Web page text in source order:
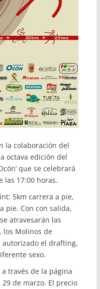
la colaboración del
octava edición del
que se celebrará
las 17:00 horas.
5km carrera a pie,
pie. Con con salida,
atravesarán las
los Molinos de
autorizado el drafting,
sexo.
través de la página
de marzo. El precio